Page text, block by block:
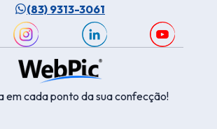
(83) 9313-3061
em cada ponto da sua confecção!